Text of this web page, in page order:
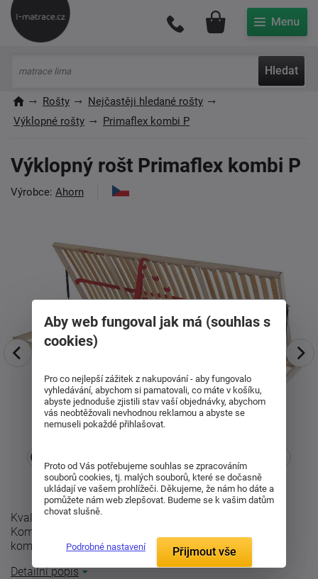
Hledat
Můj účet
Rošty
Nejčastěji hledané rošty
Výklopné rošty
Primaflex kombi P
Výklopný rošt Primaflex kombi P
Výrobce: Ahorn
Kvalitní lamelový rošt za dobrou cenu ? to je Primaflex
Kombi P. Rošt je vhodný jak pro běžné spaní, tak i pro
komfortnější přespávání na ...
Detailní popis
Aby web fungoval jak má (souhlas s
cookies)
Pro co nejlepší zážitek z nakupování - aby fungovalo
vyhledávání, abychom si pamatovali, co máte v košíku,
abyste jednoduše zjistili stav vaší objednávky, abychom
vás neobtěžovali nevhodnou reklamou a abyste se
nemuseli pokaždé přihlašovat.
Proto od Vás potřebujeme souhlas se zpracováním
souborů cookies, tj. malých souborů, které se dočasně
ukládají ve vašem prohlížeči. Děkujeme, že nám ho dáte a
pomůžete nám web zlepšovat. Budeme se k vašim datům
chovat slušně.
Podrobné nastavení Přijmout vše